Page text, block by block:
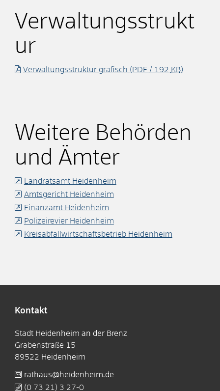
Verwaltungsstrukt
ur
Verwaltungsstruktur grafisch (PDF / 192 KB)
Weitere Behörden
und Ämter
Landratsamt Heidenheim
Amtsgericht Heidenheim
Finanzamt Heidenheim
Polizeirevier Heidenheim
Kreisabfallwirtschaftsbetrieb Heidenheim
Kontakt
Stadt Heidenheim an der Brenz
Grabenstraße 15
89522 Heidenheim
rathaus@heidenheim.de
(0 73 21) 3 27-0